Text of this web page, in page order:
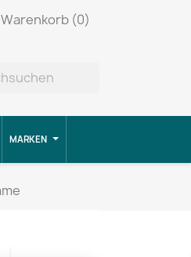
Warenkorb (0)
MARKEN